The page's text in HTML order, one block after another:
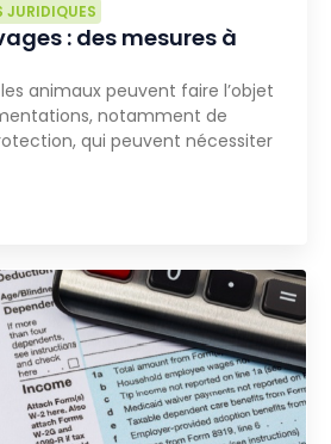
JURIDIQUES
: des mesures à
animaux peuvent faire l’objet
notamment de
qui peuvent nécessiter